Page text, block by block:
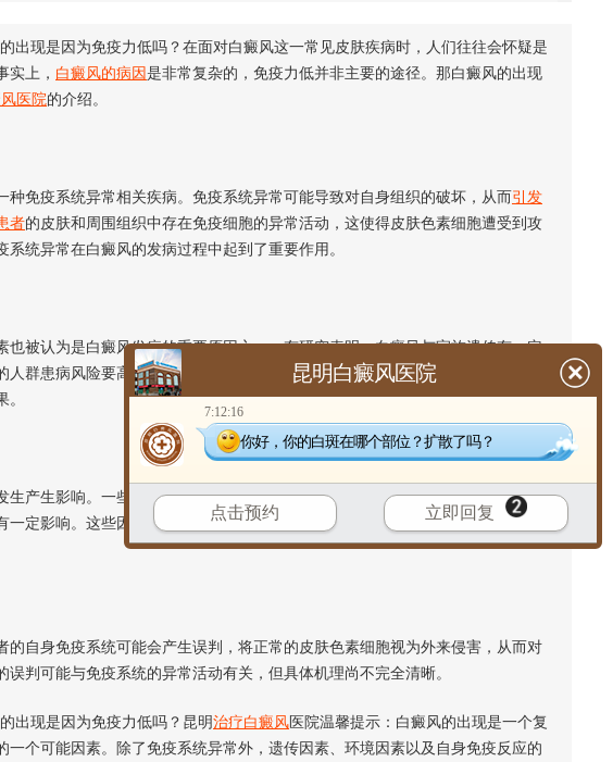
现是因为免疫力低吗？在面对白癜风这一常见皮肤疾病时，人们往往会怀疑是
实上， 白癜风的病因是非常复杂的，免疫力低并非主要的途径。那白癜风的出现
医院的介绍。
免疫系统异常相关疾病。免疫系统异常可能导致对自身组织的破坏，从而 引发
者的皮肤和周围组织中存在免疫细胞的异常活动，这使得皮肤色素细胞遭受到攻
统异常在白癜风的发病过程中起到了重要作用。
被认为是白癜风发病的重要原因之一。有研究表明，白癜风与家族遗传有一定
人群患病风险要高于正常人群。因此，白癜风的出现并非单纯由于免疫力低下所
产生影响。一些研究发现，有些化学物质、特定的药物、精神创伤、紫外线照
定影响。这些因素可能会影响免疫系统的稳定性，或者直接对皮肤色素细胞产
自身免疫系统可能会产生误判，将正常的皮肤色素细胞视为外来侵害，从而对
判可能与免疫系统的异常活动有关，但具体机理尚不完全清晰。
现是因为免疫力低吗？昆明治疗白癜风 医院温馨提示：白癜风的出现是一个复
一个可能因素。除了免疫系统异常外，遗传因素、环境因素以及自身免疫反应的
昆明白癜风医院
7:12:16
你好，你的白斑在哪个部位？扩散了吗？
点击预约 立即回复